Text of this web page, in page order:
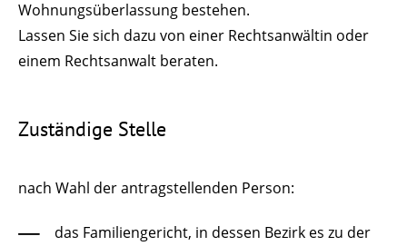
Wohnungsüberlassung bestehen.
Lassen Sie sich dazu von einer Rechtsanwältin oder
einem Rechtsanwalt beraten.
Zuständige Stelle
nach Wahl der antragstellenden Person:
das Familiengericht, in dessen Bezirk es zu der